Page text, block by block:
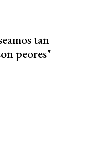
tan
peores"